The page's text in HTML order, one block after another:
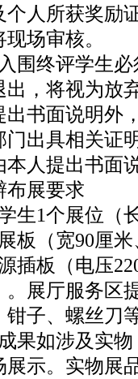
人所获奖励
场审核。
终评学生必
，将视为放
书面说明外
出具相关证
人提出书面
展要求
1个展位（
板（宽90厘
插板（电压
展厅服务区
子、螺丝刀
如涉及实物
示。实物展